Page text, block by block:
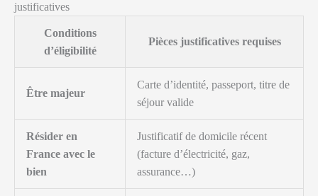
justificatives
Conditions
d’éligibilité
Pièces justificatives requises
Être majeur
Carte d’identité, passeport, titre de
séjour valide
Résider en
France avec le
bien
Justificatif de domicile récent
(facture d’électricité, gaz,
assurance…)